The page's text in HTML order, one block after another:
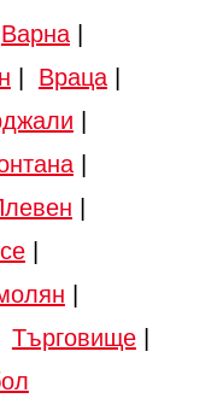
Варна|
Враца|
|
|
Търговище|